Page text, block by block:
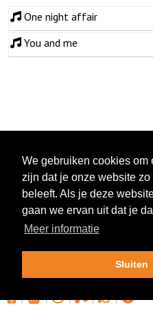
One night affair
You and me
| | | | |
We gebruiken cookies om
zijn dat je onze website
beleeft. Als je deze
gaan we ervan uit dat je
Meer informatie
Sluiten